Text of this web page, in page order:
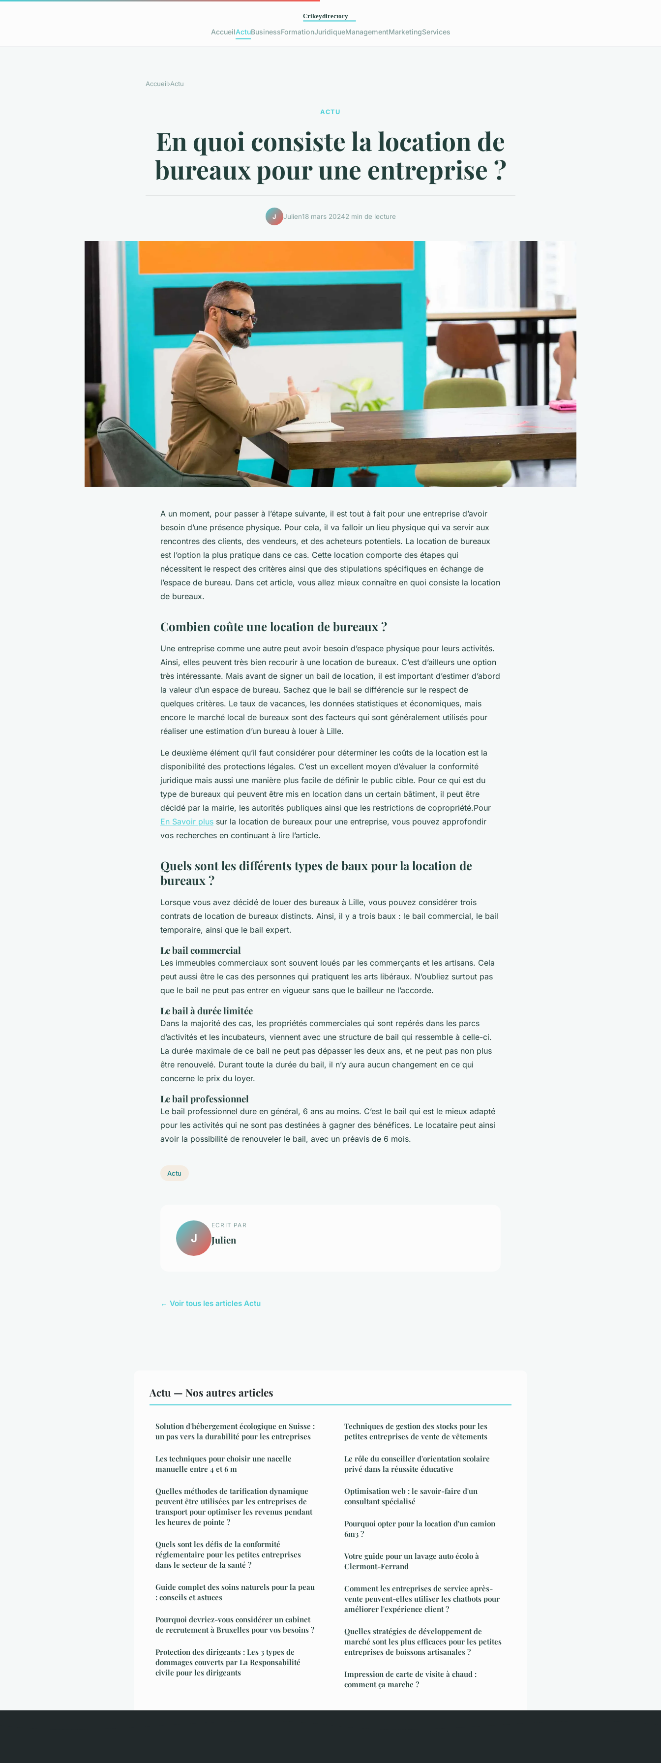
AccueilActuBusinessFormationJuridiqueManagementMarketingServices
Accueil›Actu
ACTU
En quoi consiste la location de
bureaux pour une entreprise ?
J Julien18 mars 20242 min de lecture
A un moment, pour passer à l’étape suivante, il est tout à fait pour une entreprise d’avoir
besoin d’une présence physique. Pour cela, il va falloir un lieu physique qui va servir aux
rencontres des clients, des vendeurs, et des acheteurs potentiels. La location de bureaux
est l’option la plus pratique dans ce cas. Cette location comporte des étapes qui
nécessitent le respect des critères ainsi que des stipulations spécifiques en échange de
l’espace de bureau. Dans cet article, vous allez mieux connaître en quoi consiste la location
de bureaux.
Combien coûte une location de bureaux ?
Une entreprise comme une autre peut avoir besoin d’espace physique pour leurs activités.
Ainsi, elles peuvent très bien recourir à une location de bureaux. C’est d’ailleurs une option
très intéressante. Mais avant de signer un bail de location, il est important d’estimer d’abord
la valeur d’un espace de bureau. Sachez que le bail se différencie sur le respect de
quelques critères. Le taux de vacances, les données statistiques et économiques, mais
encore le marché local de bureaux sont des facteurs qui sont généralement utilisés pour
réaliser une estimation d’un bureau à louer à Lille.
Le deuxième élément qu’il faut considérer pour déterminer les coûts de la location est la
disponibilité des protections légales. C’est un excellent moyen d’évaluer la conformité
juridique mais aussi une manière plus facile de définir le public cible. Pour ce qui est du
type de bureaux qui peuvent être mis en location dans un certain bâtiment, il peut être
décidé par la mairie, les autorités publiques ainsi que les restrictions de copropriété.Pour
En Savoir plus sur la location de bureaux pour une entreprise, vous pouvez approfondir
vos recherches en continuant à lire l’article.
Quels sont les différents types de baux pour la location de
bureaux ?
Lorsque vous avez décidé de louer des bureaux à Lille, vous pouvez considérer trois
contrats de location de bureaux distincts. Ainsi, il y a trois baux : le bail commercial, le bail
temporaire, ainsi que le bail expert.
Le bail commercial
Les immeubles commerciaux sont souvent loués par les commerçants et les artisans. Cela
peut aussi être le cas des personnes qui pratiquent les arts libéraux. N’oubliez surtout pas
que le bail ne peut pas entrer en vigueur sans que le bailleur ne l’accorde.
Le bail à durée limitée
Dans la majorité des cas, les propriétés commerciales qui sont repérés dans les parcs
d’activités et les incubateurs, viennent avec une structure de bail qui ressemble à celle-ci.
La durée maximale de ce bail ne peut pas dépasser les deux ans, et ne peut pas non plus
être renouvelé. Durant toute la durée du bail, il n’y aura aucun changement en ce qui
concerne le prix du loyer.
Le bail professionnel
Le bail professionnel dure en général, 6 ans au moins. C’est le bail qui est le mieux adapté
pour les activités qui ne sont pas destinées à gagner des bénéfices. Le locataire peut ainsi
avoir la possibilité de renouveler le bail, avec un préavis de 6 mois.
Actu
J
ECRIT PAR
Julien
← Voir tous les articles Actu
Actu — Nos autres articles
Solution d'hébergement écologique en Suisse :
un pas vers la durabilité pour les entreprises
Les techniques pour choisir une nacelle
manuelle entre 4 et 6 m
Quelles méthodes de tarification dynamique
peuvent être utilisées par les entreprises de
transport pour optimiser les revenus pendant
les heures de pointe ?
Quels sont les défis de la conformité
réglementaire pour les petites entreprises
dans le secteur de la santé ?
Guide complet des soins naturels pour la peau
: conseils et astuces
Pourquoi devriez-vous considérer un cabinet
de recrutement à Bruxelles pour vos besoins ?
Protection des dirigeants : Les 3 types de
dommages couverts par La Responsabilité
civile pour les dirigeants
Techniques de gestion des stocks pour les
petites entreprises de vente de vêtements
Le rôle du conseiller d'orientation scolaire
privé dans la réussite éducative
Optimisation web : le savoir-faire d'un
consultant spécialisé
Pourquoi opter pour la location d'un camion
6m3 ?
Votre guide pour un lavage auto écolo à
Clermont-Ferrand
Comment les entreprises de service après-
vente peuvent-elles utiliser les chatbots pour
améliorer l'expérience client ?
Quelles stratégies de développement de
marché sont les plus efficaces pour les petites
entreprises de boissons artisanales ?
Impression de carte de visite à chaud :
comment ça marche ?